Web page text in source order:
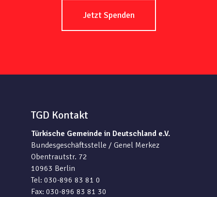
Jetzt Spenden
TGD Kontakt
Türkische Gemeinde in Deutschland e.V.
Bundesgeschäftsstelle / Genel Merkez
Obentrautstr. 72
10963 Berlin
Tel: 030-896 83 81 0
Fax: 030-896 83 81 30